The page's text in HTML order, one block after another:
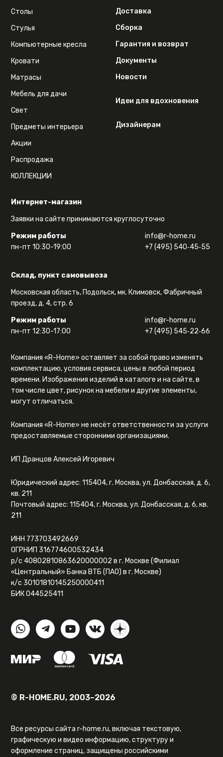
Интернет-магазин
Заявки на сайте принимаются круглосуточно
Режим работы
пн-пт 10:30-19:00
info@r-home.ru
+7 (495) 540‑45‑55
Склад, пункт самовывоза
Московская область, Подольск, мк. Климовск, Фабричный
проезд, д. 4, стр. 6
Режим работы
пн-пт 12:30-17:00
info@r-home.ru
+7 (495) 545‑22‑66
Столы
Стулья
Компьютерные кресла
Кровати
Матрасы
Мебель для дачи
Свет
Предметы интерьера
Акции
Распродажа
КОЛЛЕКЦИИ
Доставка
Сборка
Гарантия и возврат
Документы
Новости
Идеи для вдохновения
Дизайнерам
Компания «R-Home» оставляет за собой право изменять
комплектацию, условия сервиса, цены в любой период
времени. Изображения изделий в каталоге и на сайте, в
том числе цвет, рисунок на мебели и другие элементы,
могут отличаться.
Компания «R-Home» не несёт ответственности за услуги
предоставляемые сторонними организациями.
ИП Дранцов Алексей Игоревич
Юридический адрес: 115404, г. Москва, ул. Донбасская, д. 6,
кв. 211
Почтовый адрес: 115404, г. Москва, ул. Донбасская, д. 6, кв.
211
ИНН 773703492669
ОГРНИП 316774600532434
р/с 40802810863620000002 в г. Москве (Филиал
«Центральный» Банка ВТБ (ПАО) в г. Москве)
к/с 30101810145250000411
БИК 044525411
© R-HOME.RU, 2003–2026
Все ресурсы сайта r-home.ru, включая текстовую,
графическую и видео информацию, структуру и
оформление страниц, защищены российскими